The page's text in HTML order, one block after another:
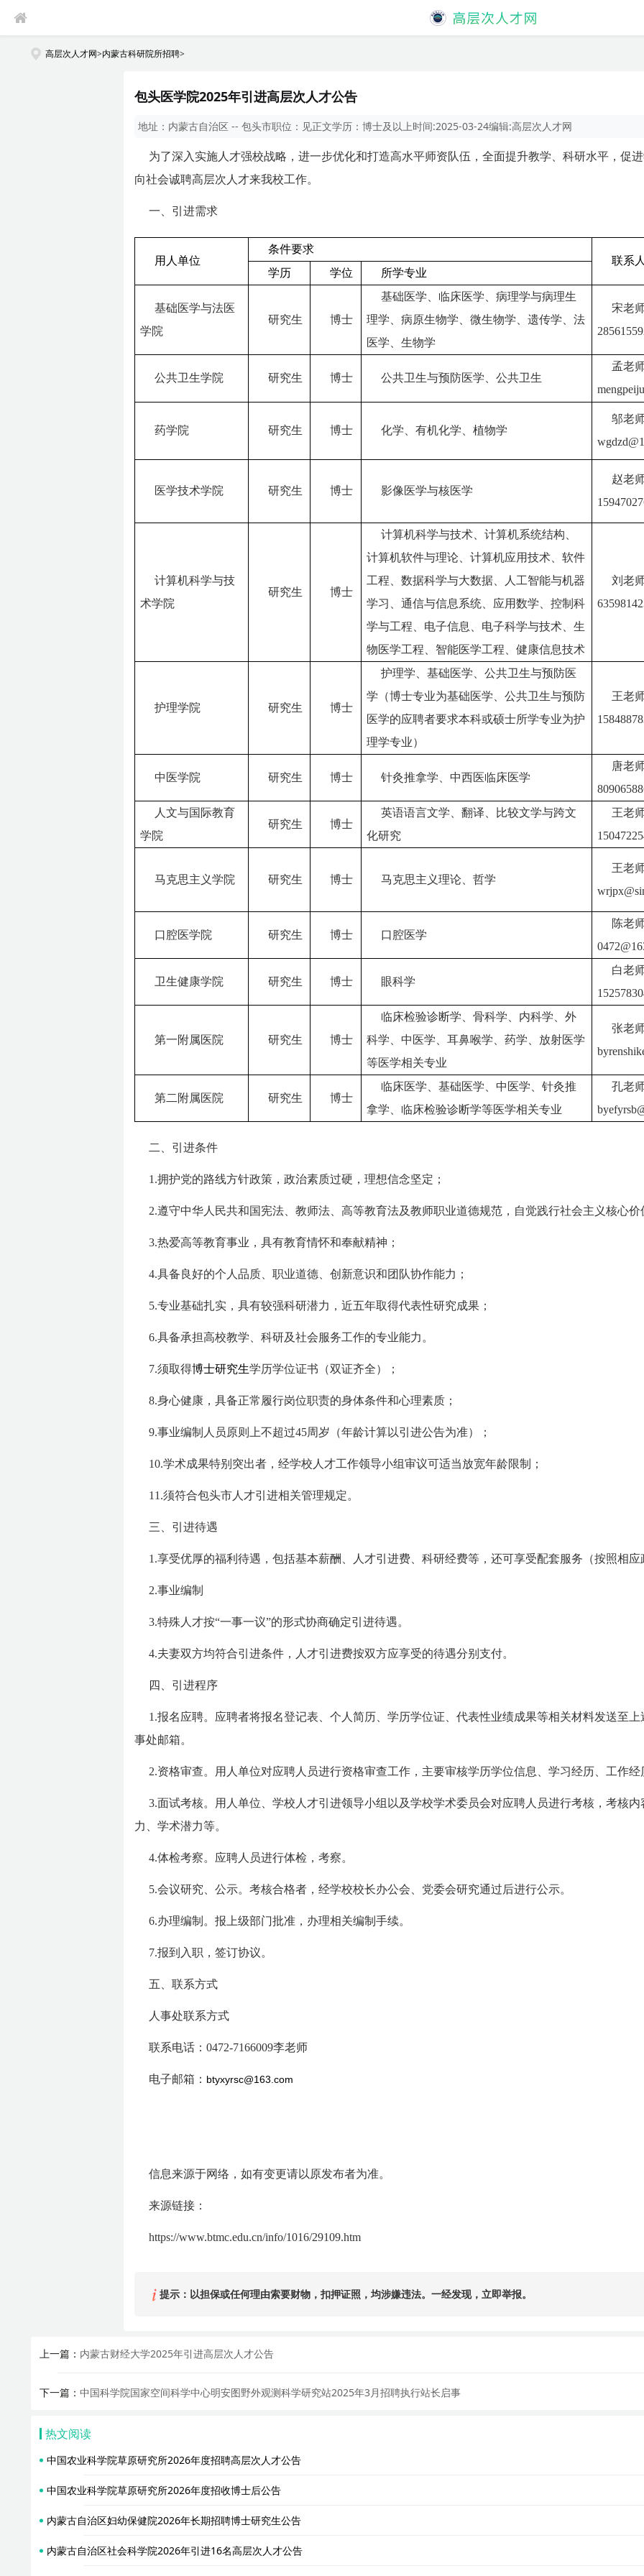
高层次人才网>内蒙古科研院所招聘>
包头医学院2025年引进高层次人才公告
地址： 内蒙古自治区 -- 包头市职位： 见正文学历： 博士及以上时间:2025-03-24编辑:高层次人才网
为了深入实施人才强校战略，进一步优化和打造高水平师资队伍，全面提升教学、科研水平，促
向社会诚聘高层次人才来我校工作。
一、引进需求
用人单位
条件要求
联系
学历
学位 所学专业
基础医学与法医
学院
研究生 博士
基础医学、临床医学、病理学与病理生
理学、病原生物学、微生物学、遗传学、法
医学、生物学
宋老
公共卫生学院 研究生 博士 公共卫生与预防医学、公共卫生
孟老
药学院 研究生 博士 化学、有机化学、植物学
邬老
医学技术学院 研究生 博士 影像医学与核医学
赵老
计算机科学与技
术学院
研究生 博士
计算机科学与技术、计算机系统结构、
计算机软件与理论、计算机应用技术、软件
工程、数据科学与大数据、人工智能与机器
学习、通信与信息系统、应用数学、控制科
学与工程、电子信息、电子科学与技术、生
物医学工程、智能医学工程、健康信息技术
刘老
护理学院 研究生 博士
护理学、基础医学、公共卫生与预防医
学（博士专业为基础医学、公共卫生与预防
医学的应聘者要求本科或硕士所学专业为护
理学专业）
王老
中医学院 研究生 博士 针灸推拿学、中西医临床医学
唐老
人文与国际教育
学院
研究生 博士
英语语言文学、翻译、比较文学与跨文
化研究
王老
马克思主义学院 研究生 博士 马克思主义理论、哲学
王老
口腔医学院 研究生 博士 口腔医学
陈老
卫生健康学院 研究生 博士 眼科学
白老
第一附属医院 研究生 博士
临床检验诊断学、骨科学、内科学、外
科学、中医学、耳鼻喉学、药学、放射医学
等医学相关专业
张老
第二附属医院 研究生 博士
临床医学、基础医学、中医学、针灸推
拿学、临床检验诊断学等医学相关专业
孔老
二、引进条件
1.拥护党的路线方针政策，政治素质过硬，理想信念坚定；
2.遵守中华人民共和国宪法、教师法、高等教育法及教师职业道德规范，自觉践行社会主义核心
3.热爱高等教育事业，具有教育情怀和奉献精神；
4.具备良好的个人品质、职业道德、创新意识和团队协作能力；
5.专业基础扎实，具有较强科研潜力，近五年取得代表性研究成果；
6.具备承担高校教学、科研及社会服务工作的专业能力。
7.须取得博士研究生学历学位证书（双证齐全）；
8.身心健康，具备正常履行岗位职责的身体条件和心理素质；
9.事业编制人员原则上不超过45周岁（年龄计算以引进公告为准）；
10.学术成果特别突出者，经学校人才工作领导小组审议可适当放宽年龄限制；
11.须符合包头市人才引进相关管理规定。
三、引进待遇
1.享受优厚的福利待遇，包括基本薪酬、人才引进费、科研经费等，还可享受配套服务（按照相应
2.事业编制
3.特殊人才按“一事一议”的形式协商确定引进待遇。
4.夫妻双方均符合引进条件，人才引进费按双方应享受的待遇分别支付。
四、引进程序
1.报名应聘。应聘者将报名登记表、个人简历、学历学位证、代表性业绩成果等相关材料发送至
事处邮箱。
2.资格审查。用人单位对应聘人员进行资格审查工作，主要审核学历学位信息、学习经历、工作
3.面试考核。用人单位、学校人才引进领导小组以及学校学术委员会对应聘人员进行考核，考核
力、学术潜力等。
4.体检考察。应聘人员进行体检，考察。
5.会议研究、公示。考核合格者，经学校校长办公会、党委会研究通过后进行公示。
6.办理编制。报上级部门批准，办理相关编制手续。
7.报到入职，签订协议。
五、联系方式
人事处联系方式
联系电话：0472-7166009李老师
电子邮箱： btyxyrsc@163.com
信息来源于网络，如有变更请以原发布者为准。
来源链接：
https://www.btmc.edu.cn/info/1016/29109.htm
提示：以担保或任何理由索要财物，扣押证照，均涉嫌违法。一经发现，立即举报。
上一篇： 内蒙古财经大学2025年引进高层次人才公告
下一篇：中国科学院国家空间科学中心明安图野外观测科学研究站2025年3月招聘执行站长启事
热文阅读
中国农业科学院草原研究所2026年度招聘高层次人才公告
中国农业科学院草原研究所2026年度招收博士后公告
内蒙古自治区妇幼保健院2026年长期招聘博士研究生公告
内蒙古自治区社会科学院2026年引进16名高层次人才公告